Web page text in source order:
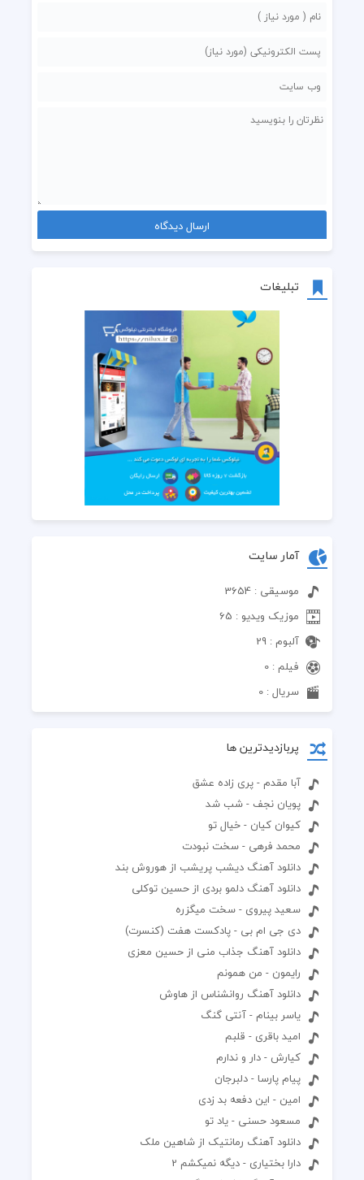
تبلیغات
آمار سایت
موسیقی : 3654
موزیک ویدیو : 65
آلبوم : 29
فیلم : 0
سریال : 0
پربازدیدترین ها
آبا مقدم - پری زاده عشق
پویان نجف - شب شد
کیوان کیان - خیال تو
محمد فرهی - سخت نبودت
دانلود آهنگ دیشب پریشب از هوروش بند
دانلود آهنگ دلمو بردی از حسین توکلی
سعید پیروی - سخت میگزره
دی جی ام بی - پادکست هفت (کنسرت)
دانلود آهنگ جذاب منی از حسین معزی
رایمون - من همونم
دانلود آهنگ روانشناس از هاوش
یاسر بینام - آنتی گنگ
امید باقری - قلبم
کیارش - دار و ندارم
پیام پارسا - دلبرجان
امین - این دفعه بد زدی
مسعود حسنی - یاد تو
دانلود آهنگ رمانتیک از شاهین ملک
دارا بختیاری - دیگه نمیکشم 2